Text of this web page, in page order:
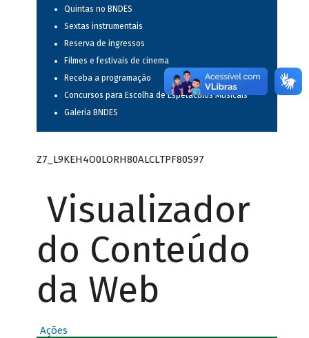
Quintas no BNDES
Sextas instrumentais
Reserva de ingressos
Filmes e festivais de cinema
Receba a programação
Concursos para Escolha de Espetáculos Musicais
Galeria BNDES
Z7_L9KEH4O0LORH80ALCLTPF80S97
Visualizador
do Conteúdo
da Web
Ações